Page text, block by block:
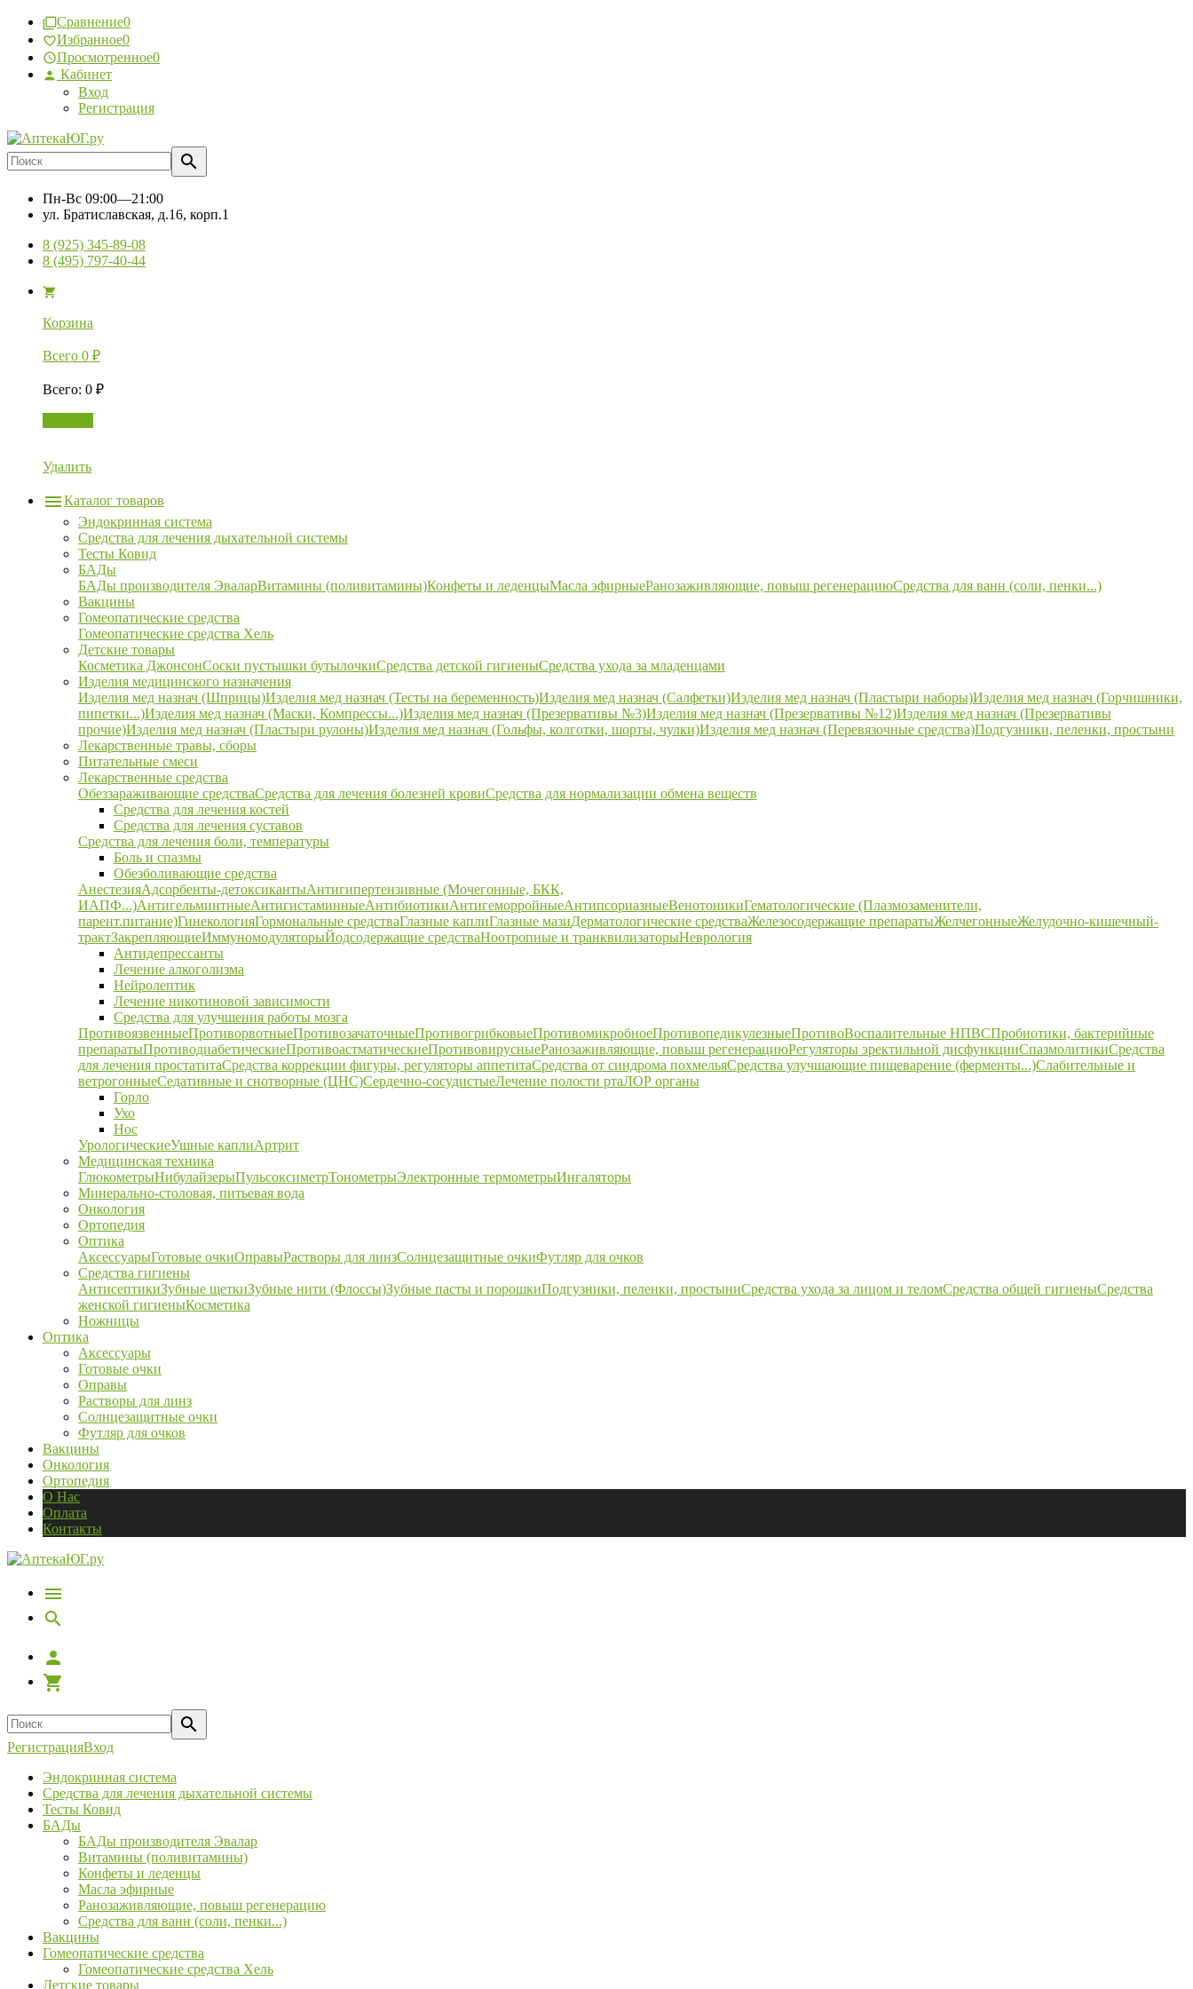
Сравнение0
Избранное0
Просмотренное0
Кабинет
Вход
Регистрация
Пн-Вс 09:00—21:00
ул. Братиславская, д.16, корп.1
8 (925) 345-89-08
8 (495) 797-40-44
Корзина
Всего 0 ₽
Всего: 0 ₽
Удалить
Каталог товаров
Эндокринная система
Средства для лечения дыхательной системы
Тесты Ковид
БАДы
БАДы производителя ЭваларВитамины (поливитамины)Конфеты и леденцыМасла эфирныеРанозаживляющие, повыш регенерациюСредства для ванн (соли, пенки...)
Вакцины
Гомеопатические средства
Гомеопатические средства Хель
Детские товары
Косметика ДжонсонСоски пустышки бутылочкиСредства детской гигиеныСредства ухода за младенцами
Изделия медицинского назначения
Изделия мед назнач (Шприцы)Изделия мед назнач (Тесты на беременность)Изделия мед назнач (Салфетки)Изделия мед назнач (Пластыри наборы)Изделия мед назнач (Горчишники,
пипетки...)Изделия мед назнач (Маски, Компрессы...)Изделия мед назнач (Презервативы №3)Изделия мед назнач (Презервативы №12)Изделия мед назнач (Презервативы
прочие)Изделия мед назнач (Пластыри рулоны)Изделия мед назнач (Гольфы, колготки, шорты, чулки)Изделия мед назнач (Перевязочные средства)Подгузники, пеленки, простыни
Лекарственные травы, сборы
Питательные смеси
Лекарственные средства
Обеззараживающие средстваСредства для лечения болезней кровиСредства для нормализации обмена веществ
Средства для лечения костей
Средства для лечения суставов
Средства для лечения боли, температуры
Боль и спазмы
Обезболивающие средства
АнестезияАдсорбенты-детоксикантыАнтигипертензивные (Мочегонные, БКК,
ИАПФ...)АнтигельминтныеАнтигистаминныеАнтибиотикиАнтигеморройныеАнтипсориазныеВенотоникиГематологические (Плазмозаменители,
парент.питание)ГинекологияГормональные средстваГлазные каплиГлазные мазиДерматологические средстваЖелезосодержащие препаратыЖелчегонныеЖелудочно-кишечный-
трактЗакрепляющиеИммуномодуляторыЙодсодержащие средстваНоотропные и транквилизаторыНеврология
Антидепрессанты
Лечение алкоголизма
Нейролептик
Лечение никотиновой зависимости
Средства для улучшения работы мозга
ПротивоязвенныеПротиворвотныеПротивозачаточныеПротивогрибковыеПротивомикробноеПротивопедикулезныеПротивоВоспалительные НПВСПробиотики, бактерийные
препаратыПротиводиабетическиеПротивоастматическиеПротивовирусныеРанозаживляющие, повыш регенерациюРегуляторы эректильной дисфункцииСпазмолитикиСредства
для лечения простатитаСредства коррекции фигуры, регуляторы аппетитаСредства от синдрома похмельяСредства улучшающие пищеварение (ферменты...)Слабительные и
ветрогонныеСедативные и снотворные (ЦНС)Сердечно-сосудистыеЛечение полости ртаЛОР органы
Горло
Ухо
Нос
УрологическиеУшные каплиАртрит
Медицинская техника
ГлюкометрыНибулайзерыПульсоксиметрТонометрыЭлектронные термометрыИнгаляторы
Минерально-столовая, питьевая вода
Онкология
Ортопедия
Оптика
АксессуарыГотовые очкиОправыРастворы для линзСолнцезащитные очкиФутляр для очков
Средства гигиены
АнтисептикиЗубные щеткиЗубные нити (Флоссы)Зубные пасты и порошкиПодгузники, пеленки, простыниСредства ухода за лицом и теломСредства общей гигиеныСредства
женской гигиеныКосметика
Ножницы
Оптика
Аксессуары
Готовые очки
Оправы
Растворы для линз
Солнцезащитные очки
Футляр для очков
Вакцины
Онкология
Ортопедия
О Нас
Оплата
Контакты
РегистрацияВход
Эндокринная система
Средства для лечения дыхательной системы
Тесты Ковид
БАДы
БАДы производителя Эвалар
Витамины (поливитамины)
Конфеты и леденцы
Масла эфирные
Ранозаживляющие, повыш регенерацию
Средства для ванн (соли, пенки...)
Вакцины
Гомеопатические средства
Гомеопатические средства Хель
Детские товары